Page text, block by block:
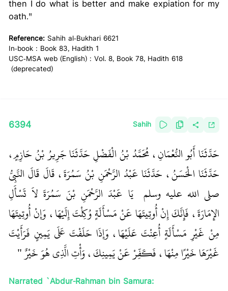
then I do what is better and make expiation for my
oath."
Reference: Sahih al-Bukhari 6621
In-book : Book 83, Hadith 1
USC-MSA web (English) : Vol. 8, Book 78, Hadith 618
(deprecated)
6394 Sahih
حَدَّثَنَا أَبُو النُّعْمَانِ، مُحَمَّدُ بْنُ الْفَضْلِ حَدَّثَنَا جَرِيرُ بْنُ حَازِمٍ،
حَدَّثَنَا الْحَسَنُ، حَدَّثَنَا عَبْدُ الرَّحْمَنِ بْنُ سَمُرَةَ، قَالَ قَالَ النَّبِيُّ
صلى الله عليه وسلم ‏ ‏ يَا عَبْدَ الرَّحْمَنِ بْنَ سَمُرَةَ لاَ تَسْأَلِ
الإِمَارَةَ، فَإِنَّكَ إِنْ أُوتِيتَهَا عَنْ مَسْأَلَةٍ وُكِلْتَ إِلَيْهَا، وَإِنْ أُوتِيتَهَا
مِنْ غَيْرِ مَسْأَلَةٍ أُعِنْتَ عَلَيْهَا، وَإِذَا حَلَفْتَ عَلَى يَمِينٍ فَرَأَيْتَ
غَيْرَهَا خَيْرًا مِنْهَا، فَكَفِّرْ عَنْ يَمِينِكَ، وَأْتِ الَّذِي هُوَ خَيْرٌ ‏"
Narrated `Abdur-Rahman bin Samura: